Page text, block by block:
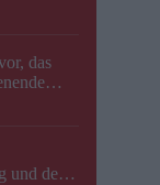
das
und der